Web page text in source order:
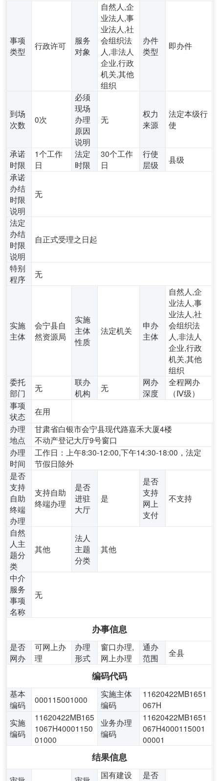
事项
类型
行政许可
服务
对象
自然人,企
业法人,事
业法人,社
会组织法
人,非法人
企业,行政
机关,其他
组织
办件
类型
即办件
到场
次数
0次
必须
现场
办理
原因
说明
无
权力
来源
法定本级行
使
承诺
时限
1个工作
日
法定
时限
30个工作
日
行使
层级
县级
承诺
办结
时限
说明
无
法定
办结
时限
说明
自正式受理之日起
特别
程序
无
实施
主体
会宁县自
然资源局
实施
主体
性质
法定机关
申办
主体
自然人,企
业法人,事
业法人,社
会组织法
人,非法人
企业,行政
机关,其他
组织
委托
部门
无
联办
机构
无
网办
深度
全程网办
（Ⅳ级）
事项
状态
在用
办理
地点
甘肃省白银市会宁县现代路嘉禾大厦4楼
不动产登记大厅9号窗口
办理
时间
工作日：上午8:30-12:00,下午14:30-18:00，法定
节假日除外
是否
支持
自助
终端
办理
支持自助
终端办理
是否
进驻
大厅
是
是否
支持
网上
支付
不支持
自然
人主
题分
类
其他
法人
主题
分类
其他
中介
服务
事项
名称
无
办事信息
是否
网办
可网上办
理
办理
形式
窗口办理,
网上办理
通办
范围
全县
编码代码
基本
编码
000115001000
实施主体
编码
11620422MB1651
067H
实施
编码
11620422MB165
1067H40001150
01000
业务办理
编码
11620422MB1651
067H4000115001
00001
结果信息
国有建设
是否